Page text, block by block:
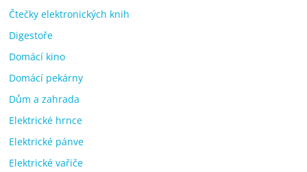
Čtečky elektronických knih
Digestoře
Domácí kino
Domácí pekárny
Dům a zahrada
Elektrické hrnce
Elektrické pánve
Elektrické vařiče